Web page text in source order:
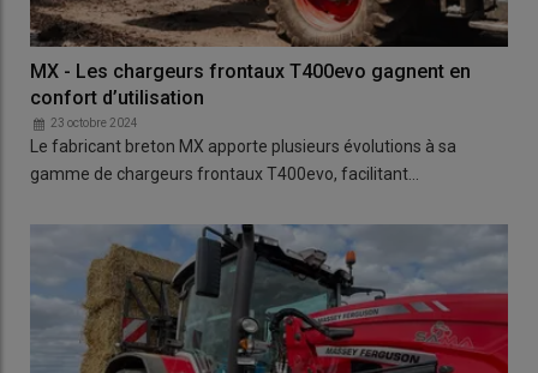
MX - Les chargeurs frontaux T400evo gagnent en
confort d’utilisation
23 octobre 2024
Le fabricant breton MX apporte plusieurs évolutions à sa
gamme de chargeurs frontaux T400evo, facilitant…